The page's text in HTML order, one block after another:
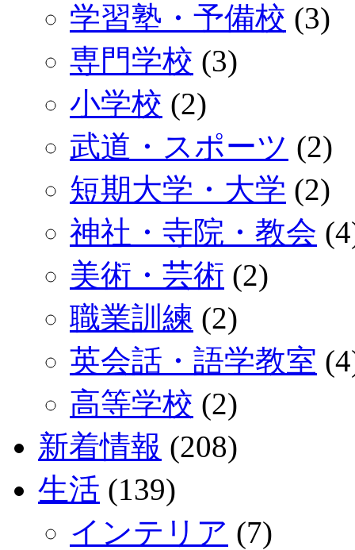
学習塾・予備校 (3)
専門学校 (3)
小学校 (2)
武道・スポーツ (2)
短期大学・大学 (2)
神社・寺院・教会
美術・芸術 (2)
職業訓練 (2)
英会話・語学教室
高等学校 (2)
新着情報 (208)
生活 (139)
インテリア (7)